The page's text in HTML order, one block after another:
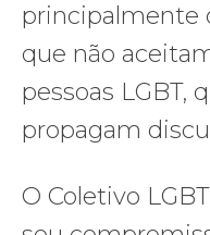
principalmente
que não
pessoas LGBT,
propagam
O Coletivo